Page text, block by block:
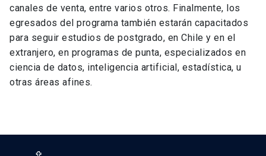
canales de venta, entre varios otros. Finalmente, los
egresados del programa también estarán capacitados
para seguir estudios de postgrado, en Chile y en el
extranjero, en programas de punta, especializados en
ciencia de datos, inteligencia artificial, estadística, u
otras áreas afines.